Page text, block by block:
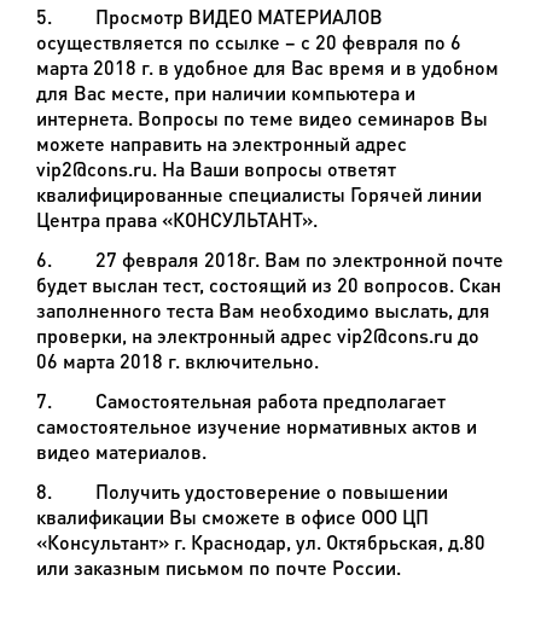
5. Просмотр ВИДЕО МАТЕРИАЛОВ
осуществляется по ссылке – с 20 февраля по 6
марта 2018 г. в удобное для Вас время и в удобном
для Вас месте, при наличии компьютера и
интернета. Вопросы по теме видео семинаров Вы
можете направить на электронный адрес
vip2@cons.ru. На Ваши вопросы ответят
квалифицированные специалисты Горячей линии
Центра права «КОНСУЛЬТАНТ».
6. 27 февраля 2018г. Вам по электронной почте
будет выслан тест, состоящий из 20 вопросов. Скан
заполненного теста Вам необходимо выслать, для
проверки, на электронный адрес vip2@cons.ru до
06 марта 2018 г. включительно.
7. Самостоятельная работа предполагает
самостоятельное изучение нормативных актов и
видео материалов.
8. Получить удостоверение о повышении
квалификации Вы сможете в офисе ООО ЦП
«Консультант» г. Краснодар, ул. Октябрьская, д.80
или заказным письмом по почте России.